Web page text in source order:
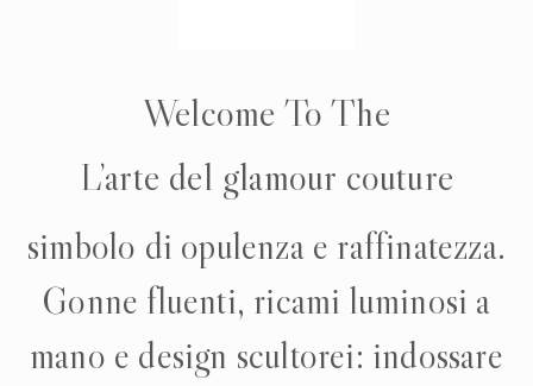
Welcome To The
L’arte del glamour couture
simbolo di opulenza e raffinatezza.
Gonne fluenti, ricami luminosi a
mano e design scultorei: indossare